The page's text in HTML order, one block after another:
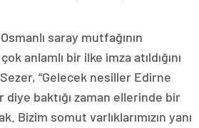
saray mutfağının
anlamlı bir ilke imza atıldığını
“Gelecek nesiller Edirne
diye baktığı zaman ellerinde bir
Bizim somut varlıklarımızın yanı